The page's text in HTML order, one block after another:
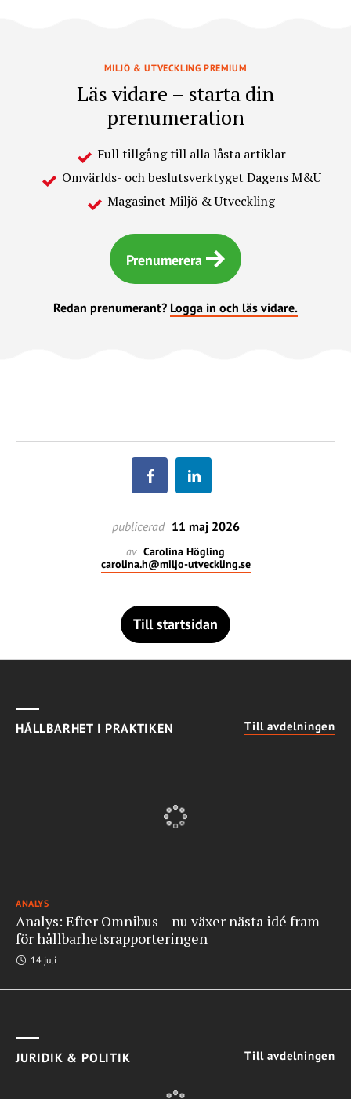
MILJÖ & UTVECKLING PREMIUM
Läs vidare – starta din
prenumeration
Full tillgång till alla låsta artiklar
Omvärlds- och beslutsverktyget Dagens M&U
Magasinet Miljö & Utveckling
Prenumerera
Redan prenumerant? Logga in och läs vidare.
publicerad 11 maj 2026
av Carolina Högling
carolina.h@miljo-utveckling.se
Till startsidan
HÅLLBARHET I PRAKTIKEN Till avdelningen
ANALYS
Analys: Efter Omnibus – nu växer nästa idé fram
för hållbarhetsrapporteringen
14 juli
JURIDIK & POLITIK Till avdelningen